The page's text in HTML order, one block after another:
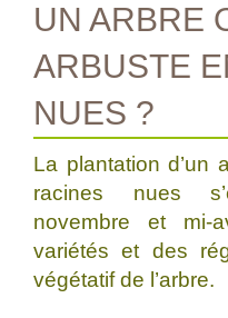
UN ARBRE
ARBUSTE
NUES ?
La plantation d’un
racines nues
novembre et
variétés et des
végétatif de l’arbre.